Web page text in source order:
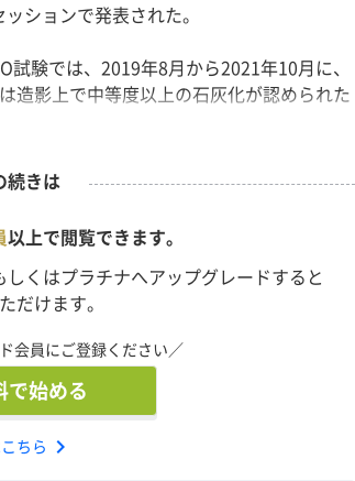
ッションで発表された。
試験では、2019年8月から2021年10月に、
造影上で中等度以上の石灰化が認められた
続きは
以上で閲覧できます。
くはプラチナへアップグレードすると
だけます。
会員にご登録ください／
で始める
ちら chevron_right